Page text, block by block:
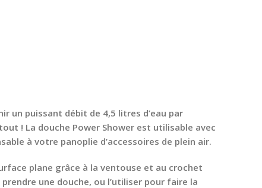
un puissant débit de 4,5 litres d’eau par
! La douche Power Shower est utilisable avec
à votre panoplie d’accessoires de plein air.
plane grâce à la ventouse et au crochet
une douche, ou l’utiliser pour faire la